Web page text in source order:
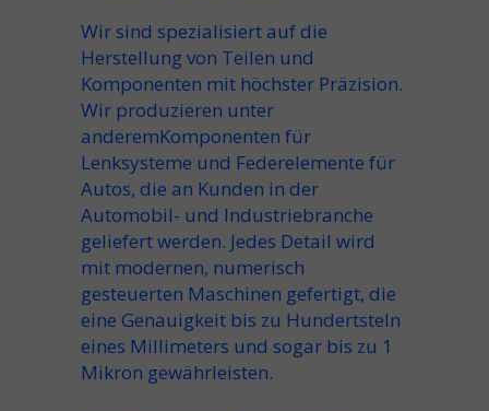
Wir sind spezialisiert auf die
Herstellung von Teilen und
Komponenten mit höchster Präzision.
Wir produzieren unter
anderemKomponenten für
Lenksysteme und Federelemente für
Autos, die an Kunden in der
Automobil- und Industriebranche
geliefert werden. Jedes Detail wird
mit modernen, numerisch
gesteuerten Maschinen gefertigt, die
eine Genauigkeit bis zu Hundertsteln
eines Millimeters und sogar bis zu 1
Mikron gewährleisten.